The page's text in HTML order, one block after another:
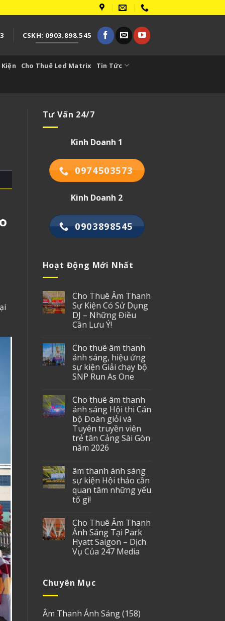
CSKH: 0903.898.545
Cho Thuê Led Matrix Tin Tức
Tư Vấn 24/7
Kinh Doanh 1
0974503573
Kinh Doanh 2
0903898545
Hoạt Động Mới Nhất
Cho Thuê Âm Thanh
Sự Kiện Có Sử Dụng
DJ – Những Điều
Cần Lưu Ý!
Cho thuê âm thanh
ánh sáng, hiệu ứng
sự kiện Giải chạy bộ
SNP Run As One
Cho thuê âm thanh
ánh sáng Hội thi Cán
bộ Đoàn giỏi và
Tuyên truyền viên
trẻ tân Cảng Sài Gòn
năm 2026
âm thanh ánh sáng
sự kiện Hội thảo cần
quan tâm những yếu
tố gì!
Cho Thuê Âm Thanh
Ánh Sáng Tại Park
Hyatt Saigon – Dịch
Vụ Của 247 Media
Chuyên Mục
Âm Thanh Ánh Sáng(158)